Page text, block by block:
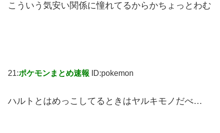
こういう気安い関係に憧れてるからかちょっとわむ
21:ポケモンまとめ速報 ID:pokemon
ハルトとはめっこしてるときはヤルキモノだべ…